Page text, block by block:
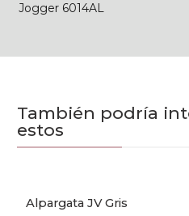
Jogger 6014AL
También podría
estos
Alpargata JV Gris